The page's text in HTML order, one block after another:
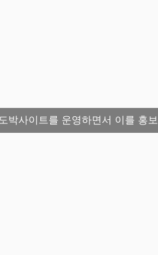
박사이트를 운영하면서 이를 홍